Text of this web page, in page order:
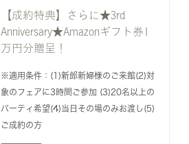
【成約特典】さらに★3rd
Anniversary★Amazonギフト券1
万円分贈呈！
※適用条件：(1)新郎新婦様のご来館(2)対
象のフェアに3時間ご参加 (3)20名以上の
パーティ希望(4)当日その場のみお渡し(5)
ご成約の方